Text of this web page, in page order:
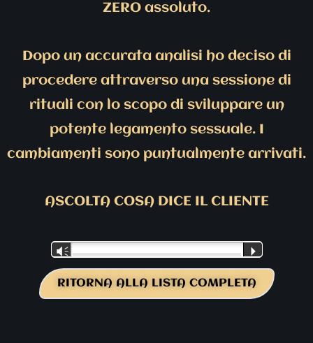
ZERO assoluto.
Dopo un accurata analisi ho deciso di
procedere attraverso una sessione di
rituali con lo scopo di sviluppare un
potente legamento sessuale. I
cambiamenti sono puntualmente arrivati.
ASCOLTA COSA DICE IL CLIENTE
Audio
Player
Vm P
RITORNA ALLA LISTA COMPLETA